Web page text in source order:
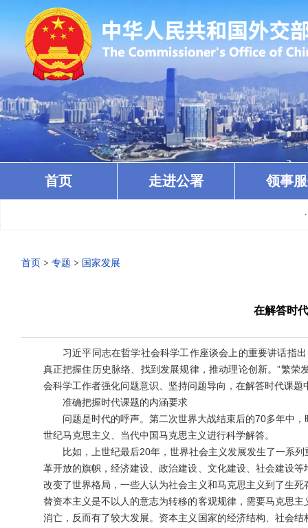
首页 走进公署 领事
·
首页 > 专题 > 国家发展
在解答时
习近平同志在哲学社会科学工作座谈会上的重要讲话指出
真正把握住历史脉络、找到发展规律，推动理论创新。”繁
会科学工作者强化问题意识、坚持问题导向，在解答时代课
准确把握时代课题的内涵要求
问题是时代的呼声。第二次世界大战结束后的70多年中，
世纪马克思主义、当代中国马克思主义进行科学解答。
比如，上世纪最后20年，世界社会主义发展发生了一系列
革开放的旗帜，经济建设、政治建设、文化建设、社会建设
改变了世界格局，一些人认为社会主义和马克思主义到了生
替资本主义是不以人的意志为转移的客观规律，需要马克思
消亡，反而有了较大发展。资本主义国家的经济结构、社会